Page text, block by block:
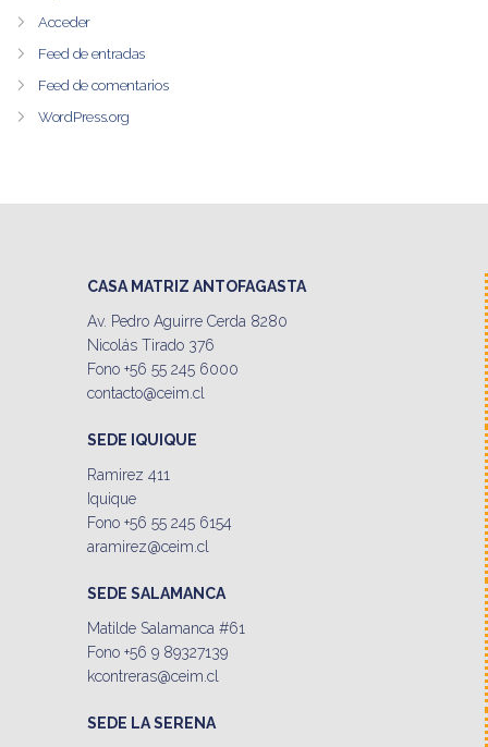
Acceder
Feed de entradas
Feed de comentarios
WordPress.org
CASA MATRIZ ANTOFAGASTA
Av. Pedro Aguirre Cerda 8280
Nicolás Tirado 376
Fono +56 55 245 6000
contacto@ceim.cl
SEDE IQUIQUE
Ramirez 411
Iquique
Fono +56 55 245 6154
aramirez@ceim.cl
SEDE SALAMANCA
Matilde Salamanca #61
Fono +56 9 89327139
kcontreras@ceim.cl
SEDE LA SERENA